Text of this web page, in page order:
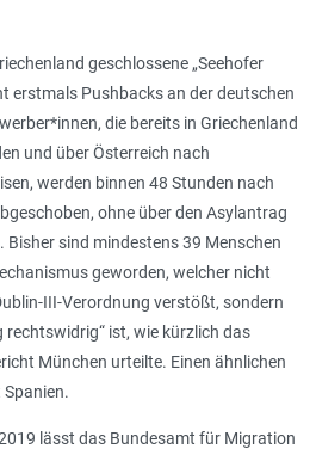
geschlossene „Seehofer
erstmals Pushbacks an der deutschen
die bereits in Griechenland
und über Österreich nach
werden binnen 48 Stunden nach
ohne über den Asylantrag
Bisher sind mindestens 39 Menschen
geworden, welcher nicht
III-Verordnung verstößt, sondern
rechtswidrig“ ist, wie kürzlich das
München urteilte. Einen ähnlichen
Spanien.
lässt das Bundesamt für Migration